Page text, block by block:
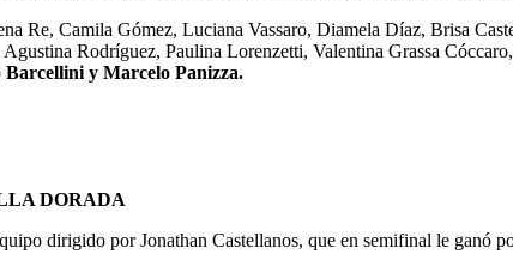
Re, Camila Gómez, Luciana Vassaro, Diamela Díaz, Brisa
Rodríguez, Paulina Lorenzetti, Valentina Grassa
y Marcelo Panizza.
DORADA
dirigido por Jonathan Castellanos, que en semifinal le ganó